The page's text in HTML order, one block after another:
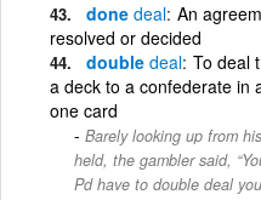
done deal An
resolved or decided
double deal To deal
a deck to a confederate in
one card
Barely looking up from
held, the gambler said,
Pd have to double deal